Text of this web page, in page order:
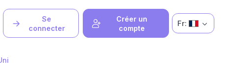
Se
connecter
Créer un
compte
Fr: